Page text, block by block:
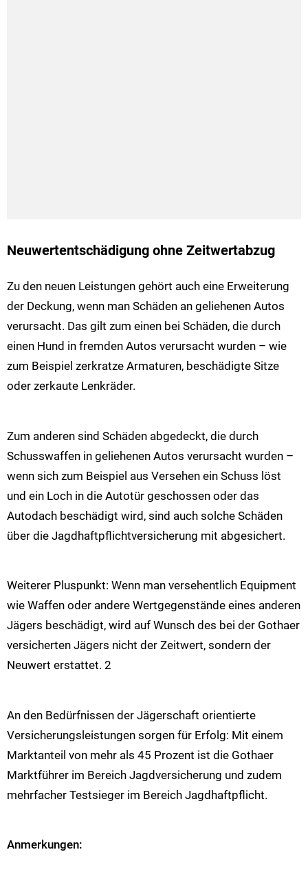
Neuwertentschädigung ohne Zeitwertabzug
Zu den neuen Leistungen gehört auch eine Erweiterung
der Deckung, wenn man Schäden an geliehenen Autos
verursacht. Das gilt zum einen bei Schäden, die durch
einen Hund in fremden Autos verursacht wurden – wie
zum Beispiel zerkratze Armaturen, beschädigte Sitze
oder zerkaute Lenkräder.
Zum anderen sind Schäden abgedeckt, die durch
Schusswaffen in geliehenen Autos verursacht wurden –
wenn sich zum Beispiel aus Versehen ein Schuss löst
und ein Loch in die Autotür geschossen oder das
Autodach beschädigt wird, sind auch solche Schäden
über die Jagdhaftpflichtversicherung mit abgesichert.
Weiterer Pluspunkt: Wenn man versehentlich Equipment
wie Waffen oder andere Wertgegenstände eines anderen
Jägers beschädigt, wird auf Wunsch des bei der Gothaer
versicherten Jägers nicht der Zeitwert, sondern der
Neuwert erstattet. 2
An den Bedürfnissen der Jägerschaft orientierte
Versicherungsleistungen sorgen für Erfolg: Mit einem
Marktanteil von mehr als 45 Prozent ist die Gothaer
Marktführer im Bereich Jagdversicherung und zudem
mehrfacher Testsieger im Bereich Jagdhaftpflicht.
Anmerkungen: